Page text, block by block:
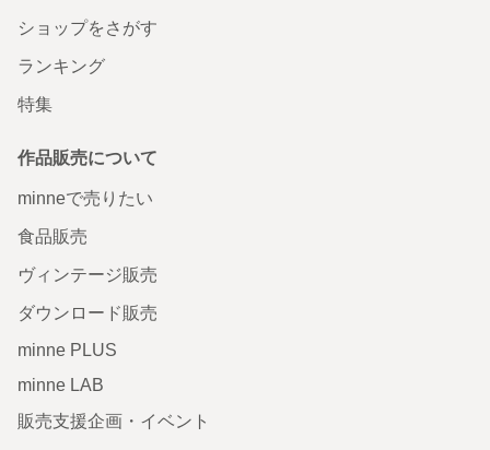
ショップをさがす
ランキング
特集
作品販売について
minneで売りたい
食品販売
ヴィンテージ販売
ダウンロード販売
minne PLUS
minne LAB
販売支援企画・イベント